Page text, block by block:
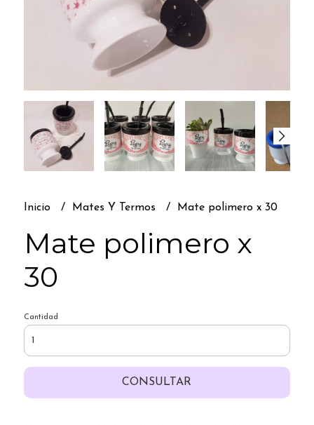
Inicio Mates Y Termos Mate polimero x 30
Mate polimero x
30
Cantidad
CONSULTAR